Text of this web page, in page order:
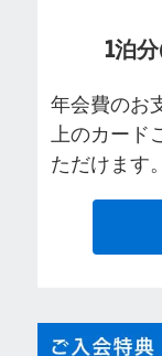
1泊
年会費のお
上のカー
ただけます。